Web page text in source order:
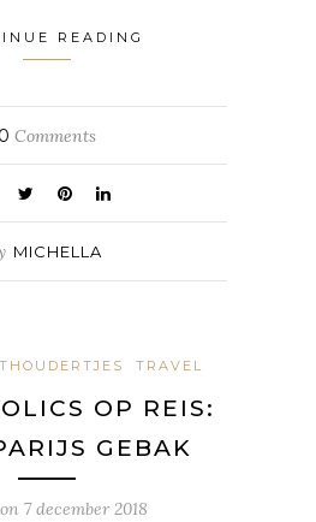
READING
0 Comments
MICHELLA
TRAVEL
OP REIS:
GEBAK
7 december 2018